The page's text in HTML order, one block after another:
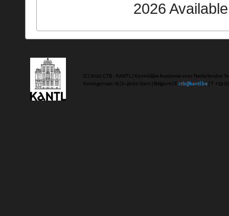
2026
(C) 2020 CTB - KANTL | Koninklijke Academie voor Nederlandse
Koningstraat 18 | b-9000 Gent | Belgium | E ctb@kantl.be | T +32